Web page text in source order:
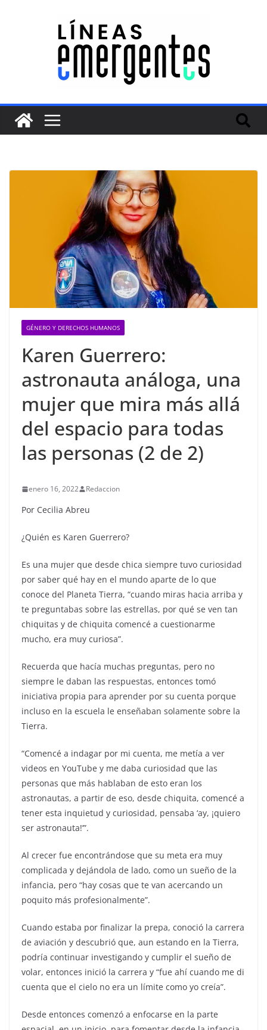
GÉNERO Y DERECHOS HUMANOS
Karen Guerrero:
astronauta análoga, una
mujer que mira más allá
del espacio para todas
las personas (2 de 2)
enero 16, 2022 Redaccion
Por Cecilia Abreu
¿Quién es Karen Guerrero?
Es una mujer que desde chica siempre tuvo curiosidad
por saber qué hay en el mundo aparte de lo que
conoce del Planeta Tierra, “cuando miras hacia arriba y
te preguntabas sobre las estrellas, por qué se ven tan
chiquitas y de chiquita comencé a cuestionarme
mucho, era muy curiosa”.
Recuerda que hacía muchas preguntas, pero no
siempre le daban las respuestas, entonces tomó
iniciativa propia para aprender por su cuenta porque
incluso en la escuela le enseñaban solamente sobre la
Tierra.
“Comencé a indagar por mi cuenta, me metía a ver
videos en YouTube y me daba curiosidad que las
personas que más hablaban de esto eran los
astronautas, a partir de eso, desde chiquita, comencé a
tener esta inquietud y curiosidad, pensaba ‘ay, ¡quiero
ser astronauta!’”.
Al crecer fue encontrándose que su meta era muy
complicada y dejándola de lado, como un sueño de la
infancia, pero “hay cosas que te van acercando un
poquito más profesionalmente”.
Cuando estaba por finalizar la prepa, conoció la carrera
de aviación y descubrió que, aun estando en la Tierra,
podría continuar investigando y cumplir el sueño de
volar, entonces inició la carrera y “fue ahí cuando me di
cuenta que el cielo no era un límite como yo creía”.
Desde entonces comenzó a enfocarse en la parte